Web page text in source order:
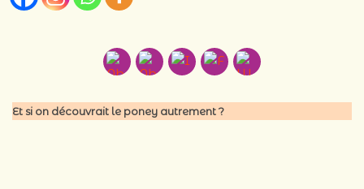
Et si on découvrait le poney autrement ?